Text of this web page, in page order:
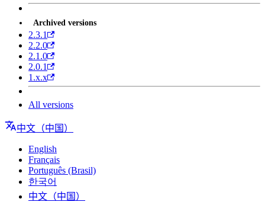
Archived versions
2.3.1
2.2.0
2.1.0
2.0.1
1.x.x
All versions
中文（中国）
English
Français
Português (Brasil)
한국어
中文（中国）